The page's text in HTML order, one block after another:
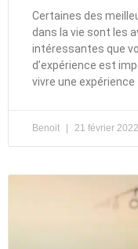
Certaines des
dans la vie sont les
intéressantes que
d’expérience est
vivre une
Benoit 21 février 2022